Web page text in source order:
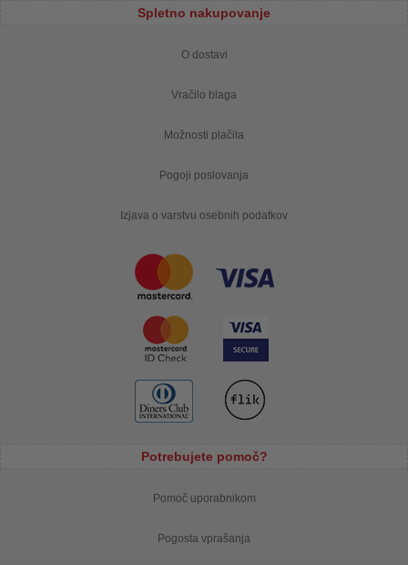
Spletno nakupovanje
O dostavi
Vračilo blaga
Možnosti plačila
Pogoji poslovanja
Izjava o varstvu osebnih podatkov
Potrebujete pomoč?
Pomoč uporabnikom
Pogosta vprašanja